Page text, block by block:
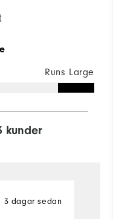
Runs Large
kunder
3 dagar sedan